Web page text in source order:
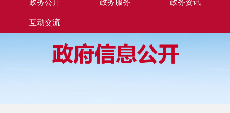
政务公开 政务服务 政务资讯
互动交流